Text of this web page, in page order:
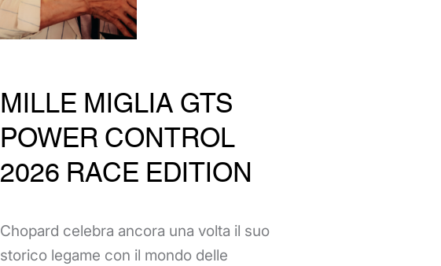
MILLE MIGLIA GTS
POWER CONTROL
2026 RACE EDITION
Chopard celebra ancora una volta il suo
storico legame con il mondo delle